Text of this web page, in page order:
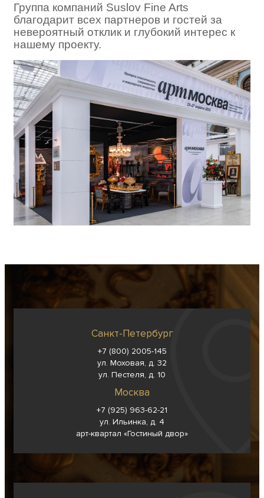
Группа компаний Suslov Fine Arts
благодарит всех партнеров и гостей за
невероятный отклик и глубокий интерес к
нашему проекту.
Санкт-Петербург
+7 (800) 2005-145
ул. Моховая, д. 32
ул. Пестеля, д. 10
Москва
+7 (925) 963-62-21
ул. Ильинка, д. 4
арт-квартал «Гостиный двор»